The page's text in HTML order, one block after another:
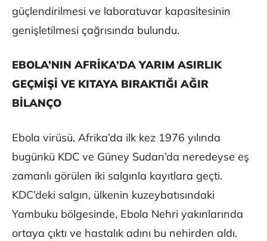
güçlendirilmesi ve laboratuvar kapasitesinin
genişletilmesi çağrısında bulundu.
EBOLA’NIN AFRİKA’DA YARIM ASIRLIK
GEÇMİŞİ VE KITAYA BIRAKTIĞI AĞIR
BİLANÇO
Ebola virüsü, Afrika’da ilk kez 1976 yılında
bugünkü KDC ve Güney Sudan’da neredeyse eş
zamanlı görülen iki salgınla kayıtlara geçti.
KDC’deki salgın, ülkenin kuzeybatısındaki
Yambuku bölgesinde, Ebola Nehri yakınlarında
ortaya çıktı ve hastalık adını bu nehirden aldı.